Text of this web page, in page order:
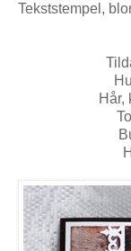
Tekststempel,
Hår,